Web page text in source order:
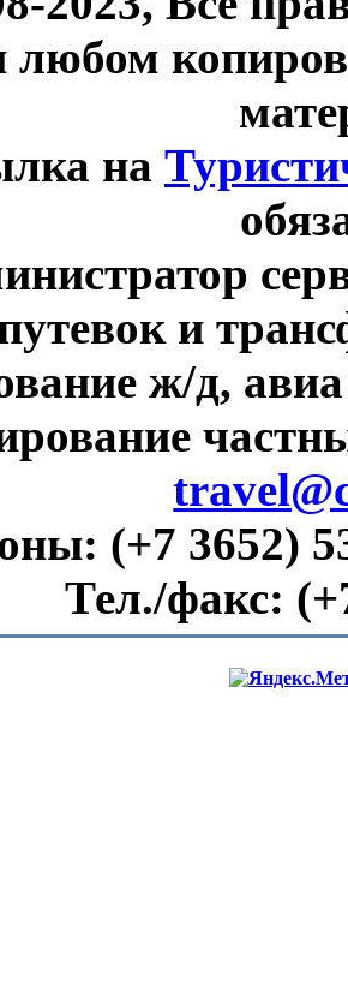
на
и
ж/д,
(+7 3652)
Тел./факс: